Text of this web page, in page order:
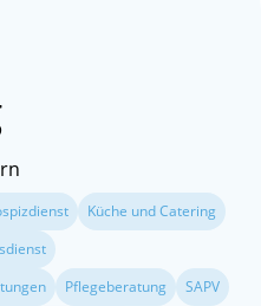
Küche und Catering
Pflegeberatung
SAPV